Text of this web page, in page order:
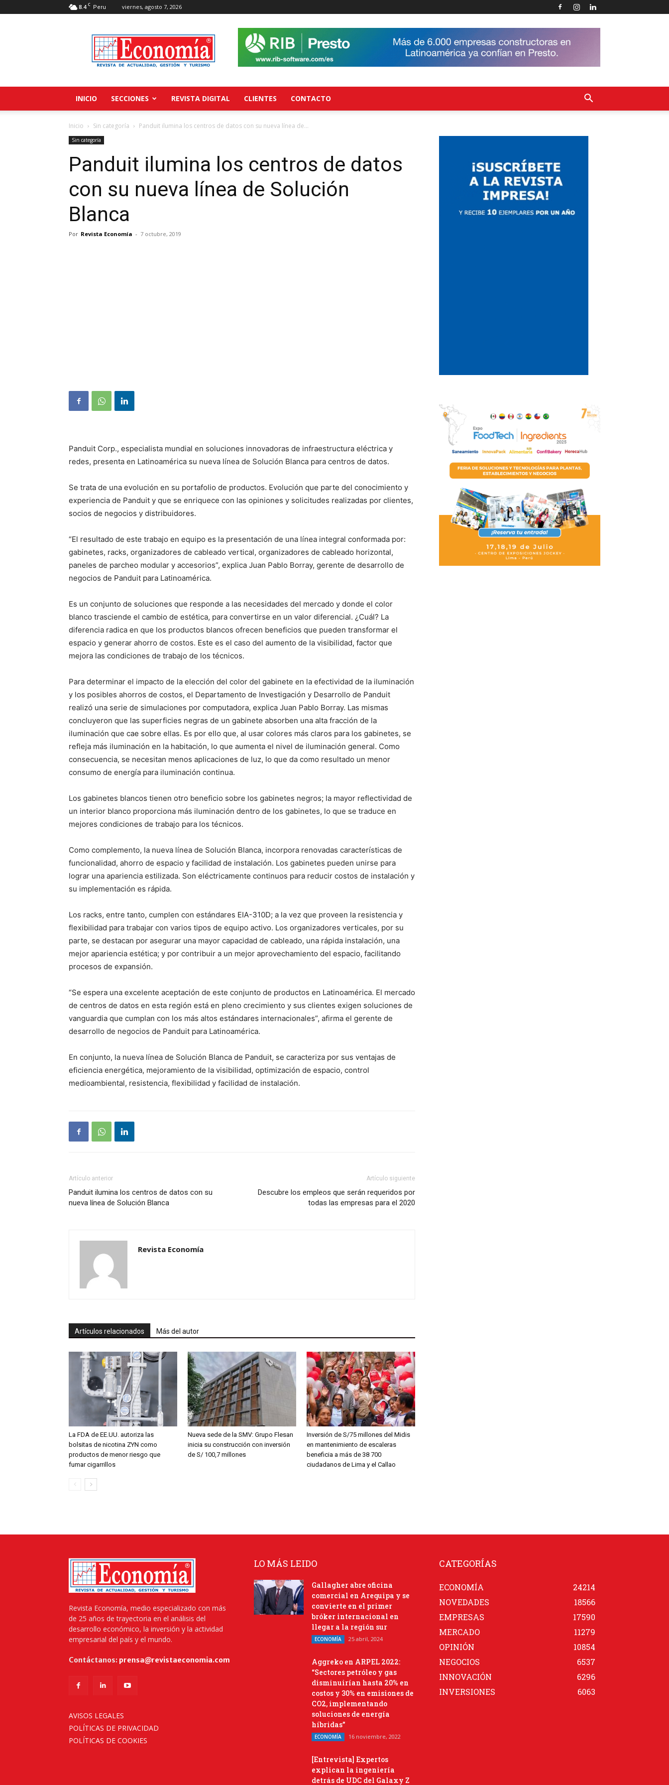
8.4 C Peru viernes, agosto 7, 2026
Revista
Economía
INICIO SECCIONES REVISTA DIGITAL CLIENTES CONTACTO
Inicio Sin categoría Panduit ilumina los centros de datos con su nueva línea de...
Sin categoría
Panduit ilumina los centros de datos
con su nueva línea de Solución
Blanca
Por Revista Economía - 7 octubre, 2019
Panduit Corp., especialista mundial en soluciones innovadoras de infraestructura eléctrica y
redes, presenta en Latinoamérica su nueva línea de Solución Blanca para centros de datos.
Se trata de una evolución en su portafolio de productos. Evolución que parte del conocimiento y
experiencia de Panduit y que se enriquece con las opiniones y solicitudes realizadas por clientes,
socios de negocios y distribuidores.
“El resultado de este trabajo en equipo es la presentación de una línea integral conformada por:
gabinetes, racks, organizadores de cableado vertical, organizadores de cableado horizontal,
paneles de parcheo modular y accesorios”, explica Juan Pablo Borray, gerente de desarrollo de
negocios de Panduit para Latinoamérica.
Es un conjunto de soluciones que responde a las necesidades del mercado y donde el color
blanco trasciende el cambio de estética, para convertirse en un valor diferencial. ¿Cuál? La
diferencia radica en que los productos blancos ofrecen beneficios que pueden transformar el
espacio y generar ahorro de costos. Este es el caso del aumento de la visibilidad, factor que
mejora las condiciones de trabajo de los técnicos.
Para determinar el impacto de la elección del color del gabinete en la efectividad de la iluminación
y los posibles ahorros de costos, el Departamento de Investigación y Desarrollo de Panduit
realizó una serie de simulaciones por computadora, explica Juan Pablo Borray. Las mismas
concluyeron que las superficies negras de un gabinete absorben una alta fracción de la
iluminación que cae sobre ellas. Es por ello que, al usar colores más claros para los gabinetes, se
refleja más iluminación en la habitación, lo que aumenta el nivel de iluminación general. Como
consecuencia, se necesitan menos aplicaciones de luz, lo que da como resultado un menor
consumo de energía para iluminación continua.
Los gabinetes blancos tienen otro beneficio sobre los gabinetes negros; la mayor reflectividad de
un interior blanco proporciona más iluminación dentro de los gabinetes, lo que se traduce en
mejores condiciones de trabajo para los técnicos.
Como complemento, la nueva línea de Solución Blanca, incorpora renovadas características de
funcionalidad, ahorro de espacio y facilidad de instalación. Los gabinetes pueden unirse para
lograr una apariencia estilizada. Son eléctricamente continuos para reducir costos de instalación y
su implementación es rápida.
Los racks, entre tanto, cumplen con estándares EIA-310D; a la vez que proveen la resistencia y
flexibilidad para trabajar con varios tipos de equipo activo. Los organizadores verticales, por su
parte, se destacan por asegurar una mayor capacidad de cableado, una rápida instalación, una
mejor apariencia estética; y por contribuir a un mejor aprovechamiento del espacio, facilitando
procesos de expansión.
“Se espera una excelente aceptación de este conjunto de productos en Latinoamérica. El mercado
de centros de datos en esta región está en pleno crecimiento y sus clientes exigen soluciones de
vanguardia que cumplan con los más altos estándares internacionales”, afirma el gerente de
desarrollo de negocios de Panduit para Latinoamérica.
En conjunto, la nueva línea de Solución Blanca de Panduit, se caracteriza por sus ventajas de
eficiencia energética, mejoramiento de la visibilidad, optimización de espacio, control
medioambiental, resistencia, flexibilidad y facilidad de instalación.
Artículo anterior
Panduit ilumina los centros de datos con su
nueva línea de Solución Blanca
Artículo siguiente
Descubre los empleos que serán requeridos por
todas las empresas para el 2020
Revista Economía
Artículos relacionados Más del autor
La FDA de EE.UU. autoriza las
bolsitas de nicotina ZYN como
productos de menor riesgo que
fumar cigarrillos
Nueva sede de la SMV: Grupo Flesan
inicia su construcción con inversión
de S/ 100,7 millones
Inversión de S/75 millones del Midis
en mantenimiento de escaleras
beneficia a más de 38 700
ciudadanos de Lima y el Callao
Revista Economía, medio especializado con más
de 25 años de trayectoria en el análisis del
desarrollo económico, la inversión y la actividad
empresarial del país y el mundo.
Contáctanos: prensa@revistaeconomia.com
AVISOS LEGALES
POLÍTICAS DE PRIVACIDAD
POLÍTICAS DE COOKIES
LO MÁS LEIDO
Gallagher abre oficina
comercial en Arequipa y se
convierte en el primer
bróker internacional en
llegar a la región sur
ECONOMÍA 25 abril, 2024
Aggreko en ARPEL 2022:
“Sectores petróleo y gas
disminuirían hasta 20% en
costos y 30% en emisiones de
CO2, implementando
soluciones de energía
híbridas”
ECONOMÍA 16 noviembre, 2022
[Entrevista] Expertos
explican la ingeniería
detrás de UDC del Galaxy Z
CATEGORÍAS
ECONOMÍA
24214
NOVEDADES
18566
EMPRESAS
17590
MERCADO
11279
OPINIÓN
10854
NEGOCIOS
6537
INNOVACIÓN
6296
INVERSIONES
6063